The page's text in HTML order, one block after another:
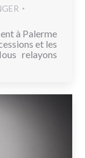
à Palerme
et les
relayons